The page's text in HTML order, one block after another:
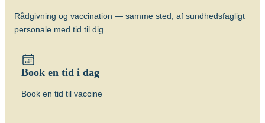
Rådgivning og vaccination — samme sted, af sundhedsfagligt
personale med tid til dig.
Book en tid i dag
Book en tid til vaccine